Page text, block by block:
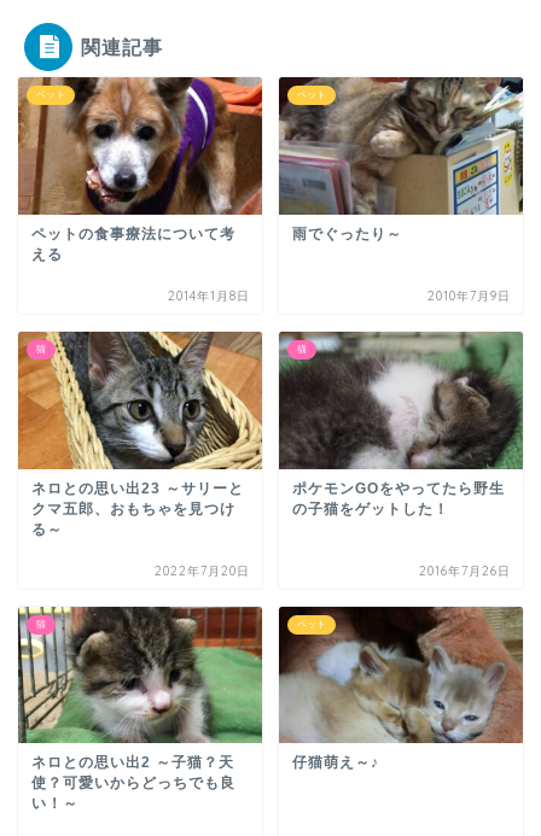
関連記事
ペット
ペットの食事療法について考
える
2014年1月8日
ペット
雨でぐったり～
2010年7月9日
猫
ネロとの思い出23 ～サリーと
クマ五郎、おもちゃを見つけ
る～
2022年7月20日
猫
ポケモンGOをやってたら野生
の子猫をゲットした！
2016年7月26日
猫
ネロとの思い出2 ～子猫？天
使？可愛いからどっちでも良
い！～
ペット
仔猫萌え～♪